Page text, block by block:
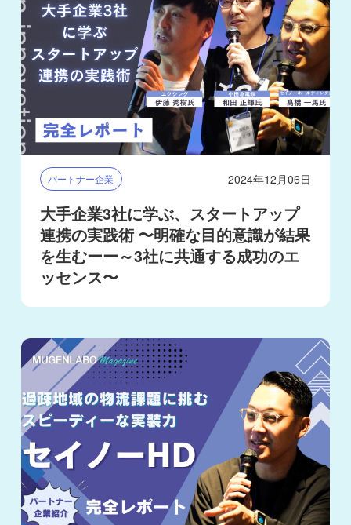
パートナー企業 2024年12月06日
大手企業3社に学ぶ、スタートアップ
連携の実践術 〜明確な目的意識が結果
を生むーー～3社に共通する成功のエ
ッセンス〜